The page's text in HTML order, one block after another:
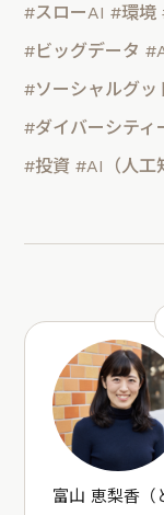
#スローAI #環境
#ビッグデータ
#ソーシャルグッ
#ダイバーシティ
#投資 #AI（人工
富山 恵梨香（